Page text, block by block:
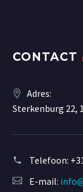
CONTACT
Adres:
Sterkenburg 22,
Telefoon:
E-mail: